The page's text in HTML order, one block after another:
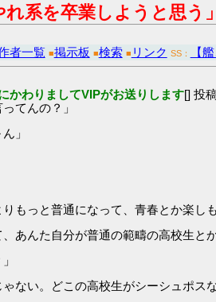
系を卒業しようと思う」
者一覧 ■掲示板 ■検索 ■ リンク SS：
【
かわりましてVIPがお送りします[] 投
てんの？」
」
もっと普通になって、青春とか楽し
あんた自分が普通の範疇の高校生と
ない。どこの高校生がシーシュポス